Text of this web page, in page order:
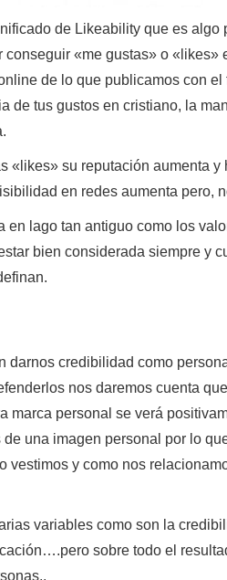
de Likeability que es algo
«me gustas» o «likes»
de lo que publicamos con el
de tus gustos en cristiano, la
«likes» su reputación aumenta y
en redes aumenta pero,
en lago tan antiguo como los
bien considerada siempre y
darnos credibilidad como
nos daremos cuenta
marca personal se verá
una imagen personal por lo
vestimos y como nos
variables como son la
sobre todo el